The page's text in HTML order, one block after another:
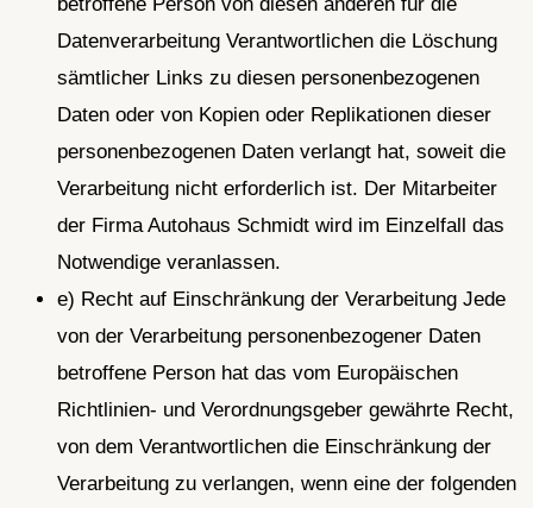
betroffene Person von diesen anderen für die
Datenverarbeitung Verantwortlichen die Löschung
sämtlicher Links zu diesen personenbezogenen
Daten oder von Kopien oder Replikationen dieser
personenbezogenen Daten verlangt hat, soweit die
Verarbeitung nicht erforderlich ist. Der Mitarbeiter
der Firma Autohaus Schmidt wird im Einzelfall das
Notwendige veranlassen.
e) Recht auf Einschränkung der Verarbeitung Jede
von der Verarbeitung personenbezogener Daten
betroffene Person hat das vom Europäischen
Richtlinien- und Verordnungsgeber gewährte Recht,
von dem Verantwortlichen die Einschränkung der
Verarbeitung zu verlangen, wenn eine der folgenden